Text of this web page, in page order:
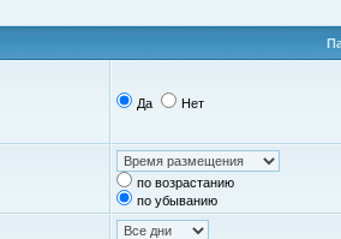
Да Нет
по возрастанию
по убыванию